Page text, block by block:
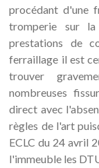
procédant d'une
tromperie sur
prestations de
ferraillage il est
trouver
nombreuses
direct avec
règles de l'art
ECLC du 24 avril
l'immeuble les